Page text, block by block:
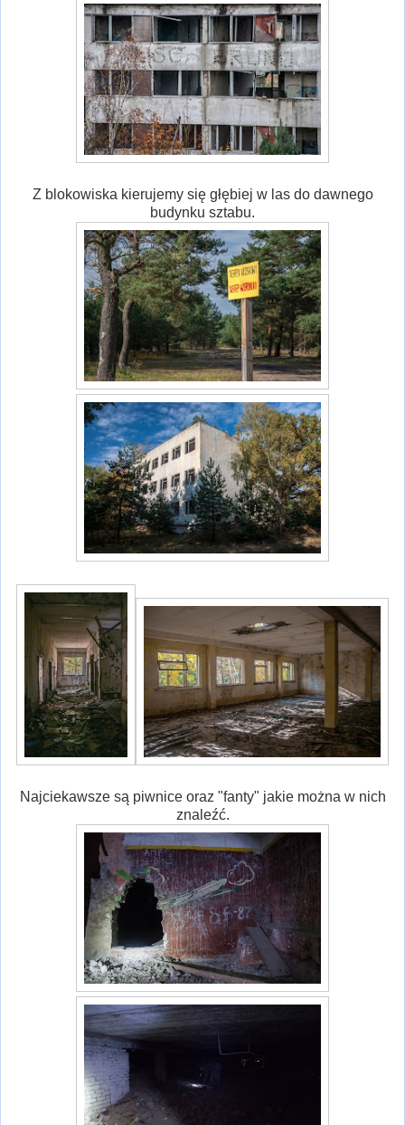
Z blokowiska kierujemy się głębiej w las do dawnego
budynku sztabu.
Najciekawsze są piwnice oraz "fanty" jakie można w nich
znaleźć.